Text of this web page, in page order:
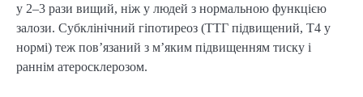
у 2–3 рази вищий, ніж у людей з нормальною функцією
залози. Субклінічний гіпотиреоз (ТТГ підвищений, Т4 у
нормі) теж пов’язаний з м’яким підвищенням тиску і
раннім атеросклерозом.